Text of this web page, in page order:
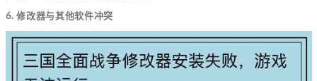
6. 修改器与其他软件冲突